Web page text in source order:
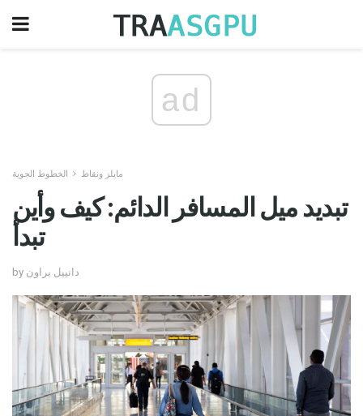
ad
مايلز ونقاط الخطوط الجوية
تبديد ميل المسافر الدائم: كيف وأين
تبدأ
by دانييل براون